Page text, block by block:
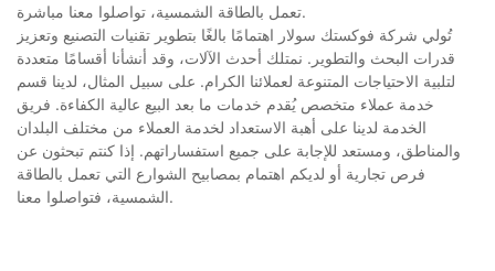
تعمل بالطاقة الشمسية، تواصلوا معنا مباشرة.
تُولي شركة فوكستك سولار اهتمامًا بالغًا بتطوير تقنيات التصنيع وتعزيز
قدرات البحث والتطوير. نمتلك أحدث الآلات، وقد أنشأنا أقسامًا متعددة
لتلبية الاحتياجات المتنوعة لعملائنا الكرام. على سبيل المثال، لدينا قسم
خدمة عملاء متخصص يُقدم خدمات ما بعد البيع عالية الكفاءة. فريق
الخدمة لدينا على أهبة الاستعداد لخدمة العملاء من مختلف البلدان
والمناطق، ومستعد للإجابة على جميع استفساراتهم. إذا كنتم تبحثون عن
فرص تجارية أو لديكم اهتمام بمصابيح الشوارع التي تعمل بالطاقة
الشمسية، فتواصلوا معنا.